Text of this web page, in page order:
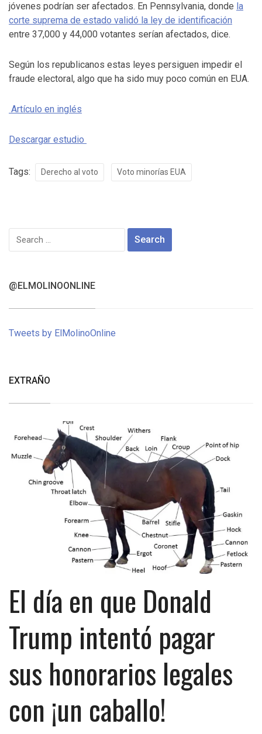
jóvenes podrían ser afectados. En Pennsylvania, donde la
corte suprema de estado validó la ley de identificación
entre 37,000 y 44,000 votantes serían afectados, dice.
Según los republicanos estas leyes persiguen impedir el
fraude electoral, algo que ha sido muy poco común en EUA.
Artículo en inglés
Descargar estudio
Tags: Derecho al voto Voto minorías EUA
Search
for:
@ELMOLINOONLINE
Tweets by ElMolinoOnline
EXTRAÑO
El día en que Donald
Trump intentó pagar
sus honorarios legales
con ¡un caballo!